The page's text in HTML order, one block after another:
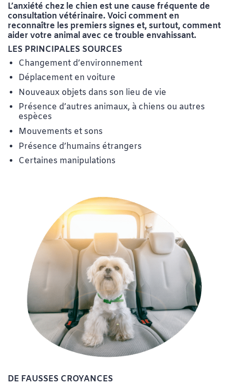
L’anxiété chez le chien est une cause fréquente de
consultation vétérinaire. Voici comment en
reconnaître les premiers signes et, surtout, comment
aider votre animal avec ce trouble envahissant.
LES PRINCIPALES SOURCES
Changement d’environnement
Déplacement en voiture
Nouveaux objets dans son lieu de vie
Présence d’autres animaux, à chiens ou autres
espèces
Mouvements et sons
Présence d’humains étrangers
Certaines manipulations
DE FAUSSES CROYANCES